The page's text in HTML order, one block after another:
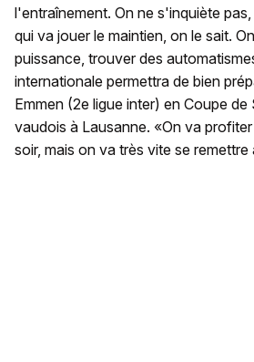
l'entraînement. On ne s'inquiète
qui va jouer le maintien, on le sait.
puissance, trouver des
internationale permettra de bien
Emmen (2e ligue inter) en Coupe de
vaudois à Lausanne. «On va
soir, mais on va très vite se remettre